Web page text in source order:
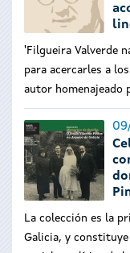
'Filgueira Valverde
para acercarles a
autor homenajeado
La colección es la
Galicia, y